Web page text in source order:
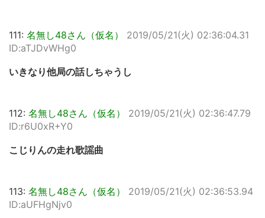
111: 名無し48さん（仮名）
2019/05/21(火) 02:36:04.31
ID:aTJDvWHg0
いきなり他局の話しちゃうし
112: 名無し48さん（仮名）
2019/05/21(火) 02:36:47.79
ID:r6U0xR+Y0
こじりんの走れ歌謡曲
113: 名無し48さん（仮名）
2019/05/21(火) 02:36:53.94
ID:aUFHgNjv0